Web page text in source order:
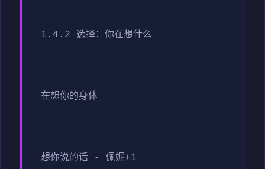
1.4.2 选择：你在想什么
在想你的身体
想你说的话 - 佩妮+1